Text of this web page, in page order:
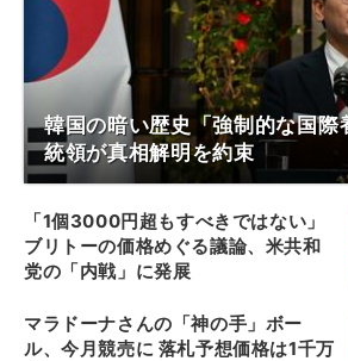
韓国の暗い歴史「強制的な国際
統領が真相解明を約束
「1個3000円超もすべきではない」
ブリトーの価格めぐる議論、米共和
党の「内戦」に発展
マラドーナさんの「神の手」ボー
ル、今月競売に 落札予想価格は1千万